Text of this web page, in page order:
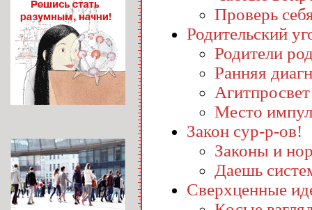
Проверь
Родительский
Родители
Ранняя
Агитпросвет
Место
Закон сур-р-ов!
Законы и
Даешь
Сверхценные